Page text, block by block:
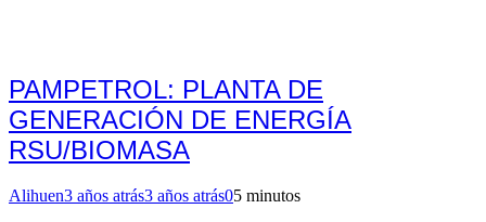
PAMPETROL: PLANTA DE
GENERACIÓN DE ENERGÍA
RSU/BIOMASA
Alihuen3 años atrás3 años atrás05 minutos